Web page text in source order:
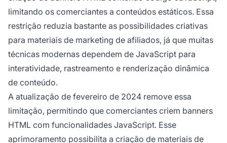
limitando os comerciantes a conteúdos estáticos. Essa
restrição reduzia bastante as possibilidades criativas
para materiais de marketing de afiliados, já que muitas
técnicas modernas dependem de JavaScript para
interatividade, rastreamento e renderização dinâmica
de conteúdo.
A atualização de fevereiro de 2024 remove essa
limitação, permitindo que comerciantes criem banners
HTML com funcionalidades JavaScript. Esse
aprimoramento possibilita a criação de materiais de